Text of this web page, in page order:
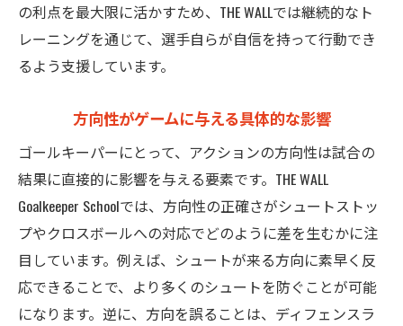
ゴールキーパーのダイレクション技術を磨く方
法
基礎技術の反復練習
映像を使った自己分析の活用
チームにおける役割の理解
目標設定と達成のプロセス
THE WALL Goalkeeper Schoolでの実践的な方向感覚
のトレーニング
スクールのトレーニング風景
の利点を最大限に活かすため、THE WALLでは継続的なト
レーニングを通じて、選手自らが自信を持って行動でき
るよう支援しています。
方向性がゲームに与える具体的な影響
ゴールキーパーにとって、アクションの方向性は試合の
結果に直接的に影響を与える要素です。THE WALL
Goalkeeper Schoolでは、方向性の正確さがシュートストッ
プやクロスボールへの対応でどのように差を生むかに注
目しています。例えば、シュートが来る方向に素早く反
応できることで、より多くのシュートを防ぐことが可能
になります。逆に、方向を誤ることは、ディフェンスラ